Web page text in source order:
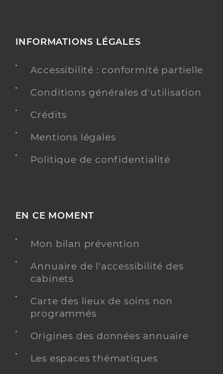
INFORMATIONS LÉGALES
Accessibilité : conformité partielle
Conditions générales d'utilisation
Crédits
Mentions légales
Politique de confidentialité
EN CE MOMENT
Mon bilan prévention
Annuaire de l'accessibilité des
cabinets
Carte des lieux de soins non
programmés
Origines des données annuaire
Les espaces thématiques